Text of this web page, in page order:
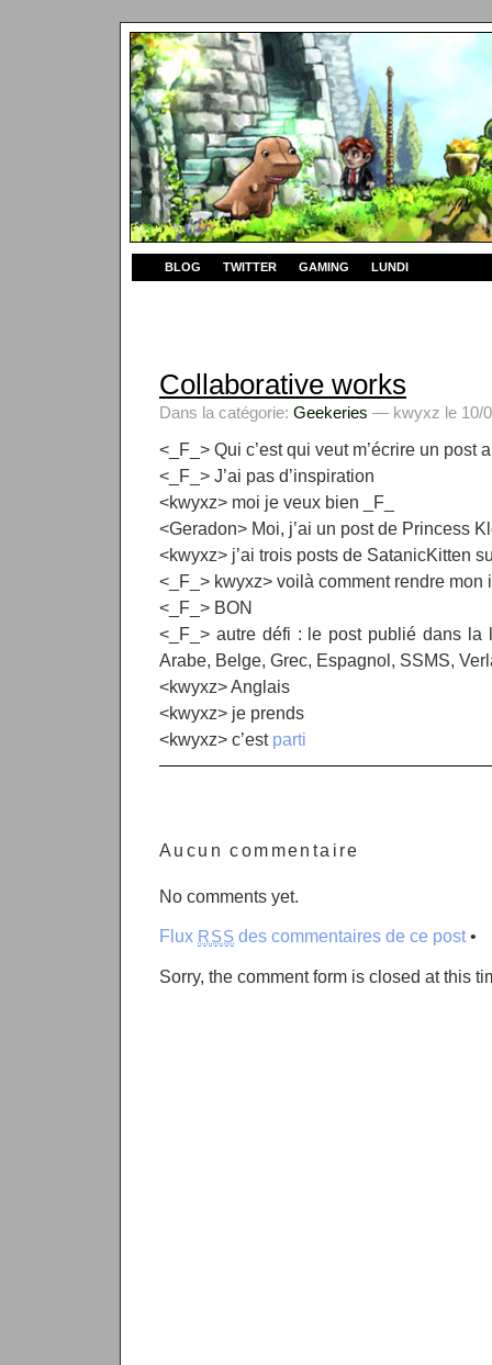
BLOG TWITTER GAMING LUNDI
Collaborative works
Dans la catégorie: Geekeries — kwyxz le 10/
<_F_> Qui c’est qui veut m’écrire un post
<_F_> J’ai pas d’inspiration
<kwyxz> moi je veux bien _F_
<Geradon> Moi, j’ai un post de Princess
<kwyxz> j’ai trois posts de SatanicKitten
<_F_> kwyxz> voilà comment rendre mon
<_F_> BON
<_F_> autre défi : le post publié dans la
Arabe, Belge, Grec, Espagnol, SSMS,
<kwyxz> Anglais
<kwyxz> je prends
<kwyxz> c’est parti
Aucun commentaire
No comments yet.
Flux RSS des commentaires de ce post•
Sorry, the comment form is closed at this